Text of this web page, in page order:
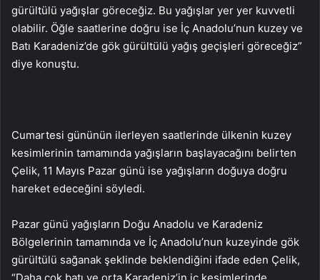
gürültülü yağışlar göreceğiz. Bu yağışlar yer yer kuvvetli
olabilir. Öğle saatlerine doğru ise İç Anadolu’nun kuzey ve
Batı Karadeniz’de gök gürültülü yağış geçişleri göreceğiz”
diye konuştu.
Cumartesi gününün ilerleyen saatlerinde ülkenin kuzey
kesimlerinin tamamında yağışların başlayacağını belirten
Çelik, 11 Mayıs Pazar günü ise yağışların doğuya doğru
hareket edeceğini söyledi.
Pazar günü yağışların Doğu Anadolu ve Karadeniz
Bölgelerinin tamamında ve İç Anadolu’nun kuzeyinde gök
gürültülü sağanak şeklinde beklendiğini ifade eden Çelik,